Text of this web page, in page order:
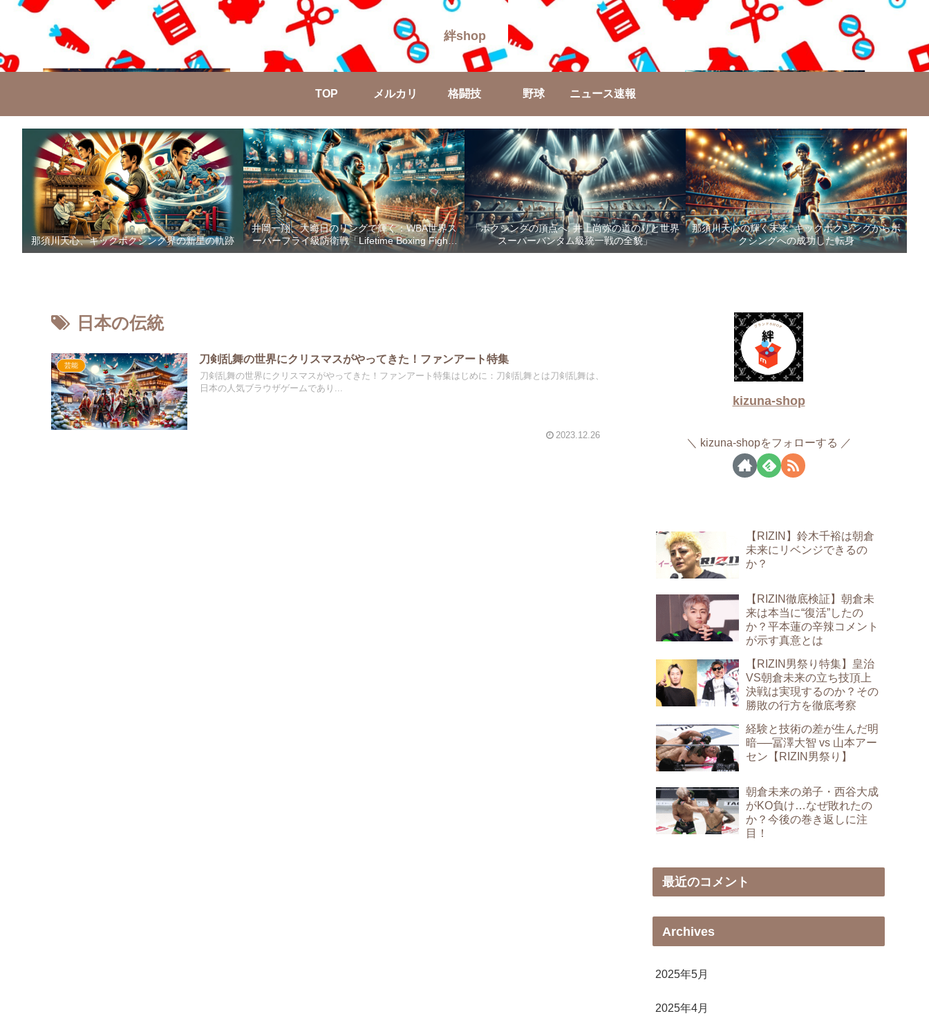
絆shop
TOP メルカリ 格闘技 野球 ニュース速報
那須川天心、キックボクシング界の新星の軌跡
井岡一翔、大晦日のリングで輝く：WBA世界ス
ーパーフライ級防衛戦「Lifetime Boxing Fights
18」
「ボクシングの頂点へ: 井上尚弥の道のりと世界
スーパーバンタム級統一戦の全貌」
那須川天心の輝く未来: キックボクシングからボ
クシングへの成功した転身
日本の伝統
芸能
刀剣乱舞の世界にクリスマスがやってきた！ファンアート特集
刀剣乱舞の世界にクリスマスがやってきた！ファンアート特集はじめに：刀剣乱舞とは刀剣乱舞は、
日本の人気ブラウザゲームであり...
2023.12.26
kizuna-shop
kizuna-shopをフォローする
【RIZIN】鈴木千裕は朝倉
未来にリベンジできるの
か？
【RIZIN徹底検証】朝倉未
来は本当に“復活”したの
か？平本蓮の辛辣コメント
が示す真意とは
【RIZIN男祭り特集】皇治
VS朝倉未来の立ち技頂上
決戦は実現するのか？その
勝敗の行方を徹底考察
経験と技術の差が生んだ明
暗──冨澤大智 vs 山本アー
セン【RIZIN男祭り】
朝倉未来の弟子・西谷大成
がKO負け…なぜ敗れたの
か？今後の巻き返しに注
目！
最近のコメント
Archives
2025年5月
2025年4月